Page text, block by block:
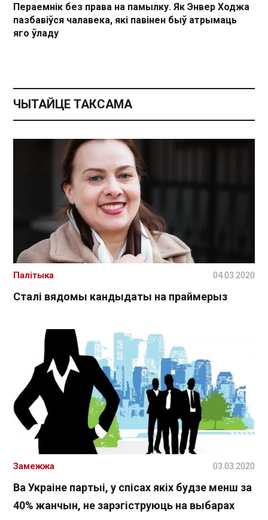
Пераемнік без права на памылку. Як Энвер Ходжа
пазбавіўся чалавека, які павінен быў атрымаць
яго ўладу
ЧЫТАЙЦЕ ТАКСАМА
Сталі вядомы кандыдаты на праймерыз
Палітыка 04.03.2020
Ва Украіне партыі, у спісах якіх будзе менш за
40% жанчын, не зарэгіструюць на выбарах
Замежжа 03.03.2020